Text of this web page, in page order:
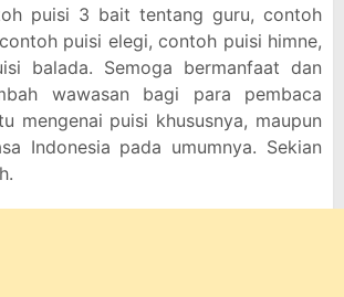
puisi 3 bait tentang guru, contoh
puisi elegi, contoh puisi himne,
balada. Semoga bermanfaat dan
wawasan bagi para pembaca
mengenai puisi khususnya, maupun
Indonesia pada umumnya. Sekian